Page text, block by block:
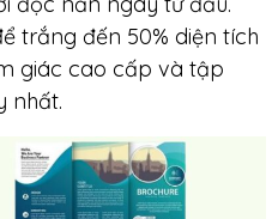
trắng đến 50% diện tích
giác cao cấp và tập
nhất.